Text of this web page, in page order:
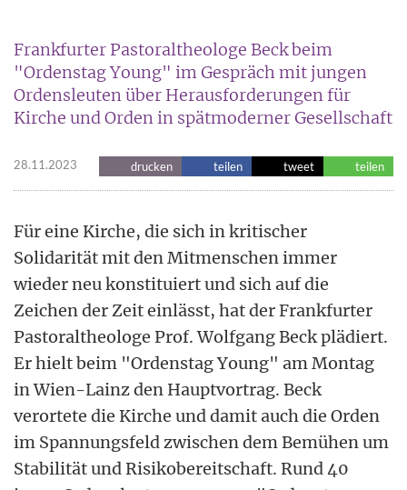
Frankfurter Pastoraltheologe Beck beim
"Ordenstag Young" im Gespräch mit jungen
Ordensleuten über Herausforderungen für
Kirche und Orden in spätmoderner Gesellschaft
28.11.2023 drucken teilen tweet teilen
Für eine Kirche, die sich in kritischer
Solidarität mit den Mitmenschen immer
wieder neu konstituiert und sich auf die
Zeichen der Zeit einlässt, hat der Frankfurter
Pastoraltheologe Prof. Wolfgang Beck plädiert.
Er hielt beim "Ordenstag Young" am Montag
in Wien-Lainz den Hauptvortrag. Beck
verortete die Kirche und damit auch die Orden
im Spannungsfeld zwischen dem Bemühen um
Stabilität und Risikobereitschaft. Rund 40